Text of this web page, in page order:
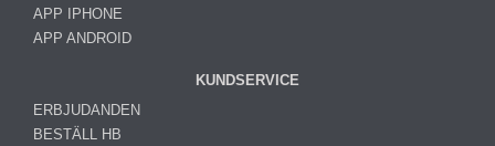
APP IPHONE
APP ANDROID
KUNDSERVICE
ERBJUDANDEN
BESTÄLL HB